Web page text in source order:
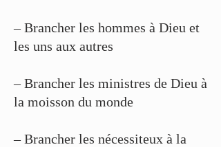
– Brancher les hommes à Dieu et
les uns aux autres
– Brancher les ministres de Dieu à
la moisson du monde
– Brancher les nécessiteux à la